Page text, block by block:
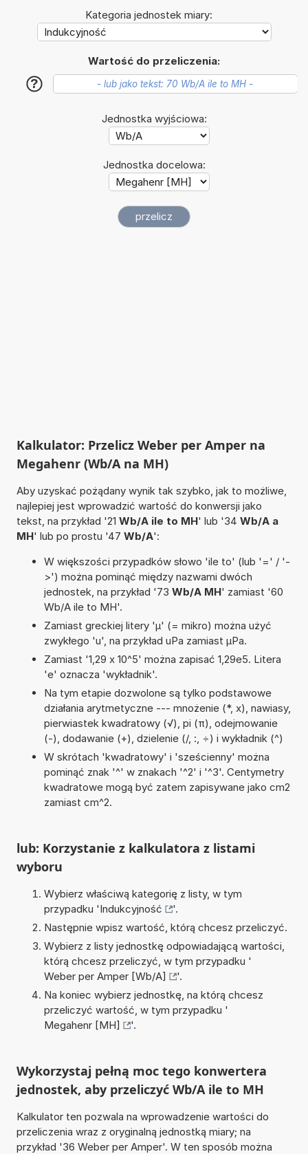
Kategoria jednostek miary:
Wartość do przeliczenia:
?
Jednostka wyjściowa:
Jednostka docelowa:
Kalkulator: Przelicz Weber per Amper na
Megahenr (Wb/A na MH)
Aby uzyskać pożądany wynik tak szybko, jak to możliwe,
najlepiej jest wprowadzić wartość do konwersji jako
tekst, na przykład '21 Wb/A ile to MH' lub '34 Wb/A a
MH' lub po prostu '47 Wb/A':
W większości przypadków słowo 'ile to' (lub '=' / '-
>') można pominąć między nazwami dwóch
jednostek, na przykład '73 Wb/A MH' zamiast '60
Wb/A ile to MH'.
Zamiast greckiej litery 'µ' (= mikro) można użyć
zwykłego 'u', na przykład uPa zamiast µPa.
Zamiast '1,29 x 10^5' można zapisać 1,29e5. Litera
'e' oznacza 'wykładnik'.
Na tym etapie dozwolone są tylko podstawowe
działania arytmetyczne --- mnożenie (*, x), nawiasy,
pierwiastek kwadratowy (√), pi (π), odejmowanie
(-), dodawanie (+), dzielenie (/, :, ÷) i wykładnik (^)
W skrótach 'kwadratowy' i 'sześcienny' można
pominąć znak '^' w znakach '^2' i '^3'. Centymetry
kwadratowe mogą być zatem zapisywane jako cm2
zamiast cm^2.
lub: Korzystanie z kalkulatora z listami
wyboru
Wybierz właściwą kategorię z listy, w tym
przypadku 'Indukcyjność
'.
Następnie wpisz wartość, którą chcesz przeliczyć.
Wybierz z listy jednostkę odpowiadającą wartości,
którą chcesz przeliczyć, w tym przypadku '
Weber per Amper [Wb/A]
'.
Na koniec wybierz jednostkę, na którą chcesz
przeliczyć wartość, w tym przypadku '
Megahenr [MH]
'.
Wykorzystaj pełną moc tego konwertera
jednostek, aby przeliczyć Wb/A ile to MH
Kalkulator ten pozwala na wprowadzenie wartości do
przeliczenia wraz z oryginalną jednostką miary; na
przykład '36 Weber per Amper'. W ten sposób można